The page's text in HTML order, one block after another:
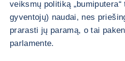
veiksmų politiką
gyventojų) naudai, nes
prarasti jų paramą, o tai
parlamente.